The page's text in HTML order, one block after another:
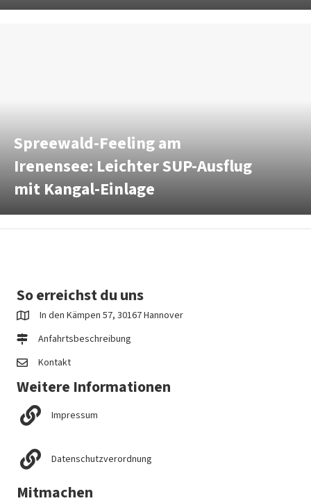
Spreewald-Feeling am
Irenensee: Leichter SUP-Ausflug
mit Kangal-Einlage
So erreichst du uns
In den Kämpen 57, 30167 Hannover
Anfahrtsbeschreibung
Kontakt
Weitere Informationen
Impressum
Datenschutzverordnung
Mitmachen